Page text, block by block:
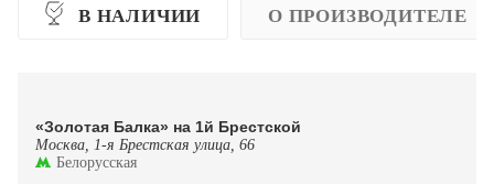
В НАЛИЧИИ О ПРОИЗВОДИТЕЛЕ
«Золотая Балка» на 1й Брестской
Москва, 1-я Брестская улица, 66
Белорусская